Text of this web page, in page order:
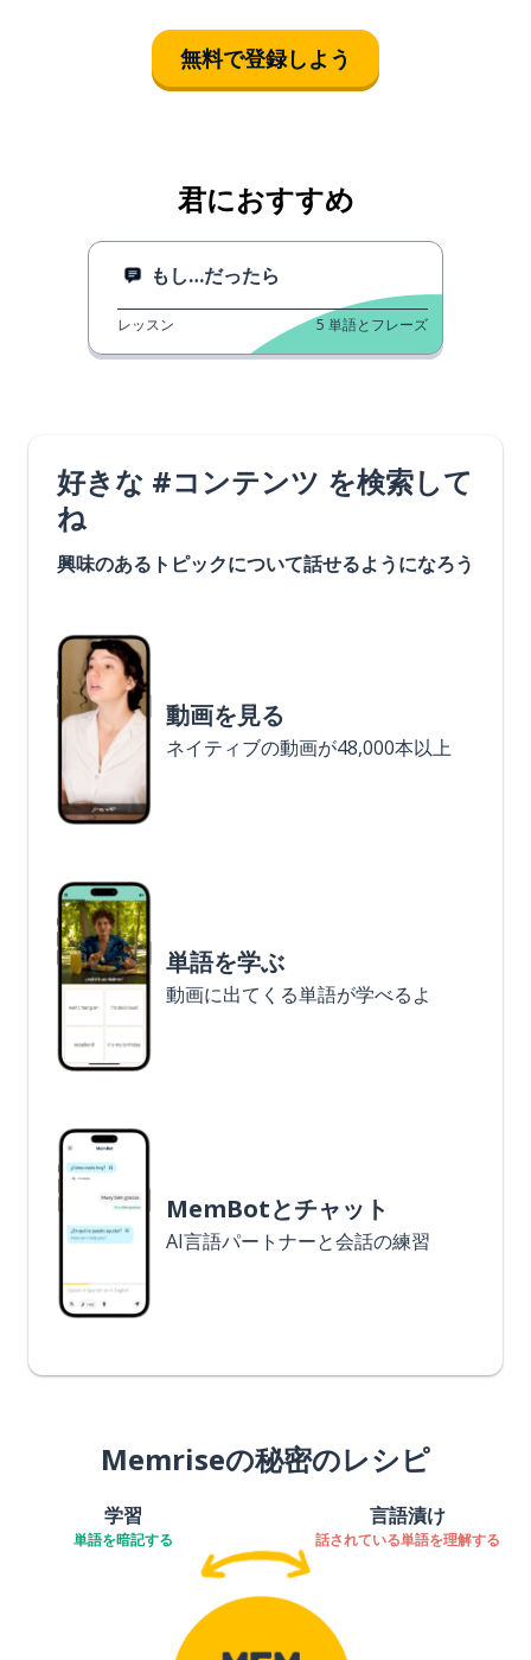
無料で登録しよう
君におすすめ
もし…だったら
レッスン 5 単語とフレーズ
好きな #コンテンツ を検索して
ね
興味のあるトピックについて話せるようになろう
動画を見る
ネイティブの動画が48,000本以上
単語を学ぶ
動画に出てくる単語が学べるよ
MemBotとチャット
AI言語パートナーと会話の練習
Memriseの秘密のレシピ
学習
単語を暗記する
言語漬け
話されている単語を理解する